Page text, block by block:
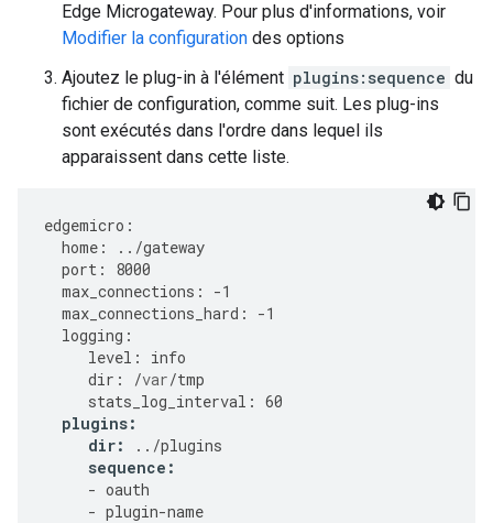
Edge Microgateway. Pour plus d'informations, voir
Modifier la configuration des options
Ajoutez le plug-in à l'élément plugins:sequence du
fichier de configuration, comme suit. Les plug-ins
sont exécutés dans l'ordre dans lequel ils
apparaissent dans cette liste.
edgemicro :
home : ../gateway
port :
8000
max_connections : -1
max_connections_hard : -1
logging :
level :
info
dir : /var/tmp
stats_log_interval : 60
plugins:
dir: ../plugins
sequence :
- oauth
- plugin-name